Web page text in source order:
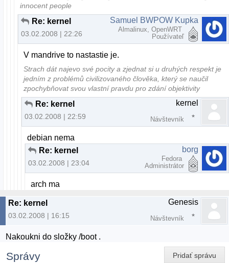
innocent people
Re: kernel
03.02.2008 | 22:26
Samuel BWPOW Kupka
Almalinux, OpenWRT
Používateľ
V mandrive to nastastie je.
Strach dát najevo své pocity a zjednat si u druhých respekt je
jedním z problémů civilizovaného člověka, který se naučil
zpochybňovat svou vlastní pravdu pro zdání objektivity
Re: kernel
03.02.2008 | 22:59
kernel
Návštevník
debian nema
Re: kernel
03.02.2008 | 23:04
borg
Fedora
Administrátor
arch ma
Re: kernel
03.02.2008 | 16:15
Genesis
Návštevník
Nakoukni do složky /boot .
Pridať správu
Správy